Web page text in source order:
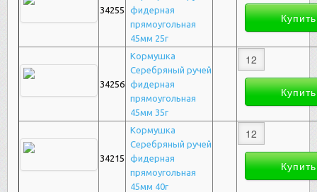
34255
фидерная
прямоугольная
45мм 25г
34256
Кормушка
Серебряный ручей
фидерная
прямоугольная
45мм 35г
34215
Кормушка
Серебряный ручей
фидерная
прямоугольная
45мм 40г